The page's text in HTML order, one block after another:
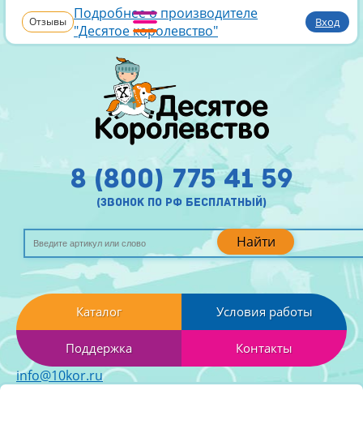
Отзывы Подробнее о производителе
"Десятое королевство"
Вход
Найти
8 (800) 775 41 59
(звонок по рф бесплатный)
Каталог Условия работы
Поддержка Контакты
info@10kor.ru